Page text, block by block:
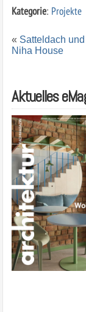
Kategorie: Projekte
« Satteldach
Niha House
Aktuelles